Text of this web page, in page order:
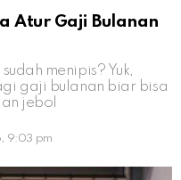
Atur Gaji Bulanan
menipis? Yuk,
gaji bulanan biar bisa
jebol
9:03 pm